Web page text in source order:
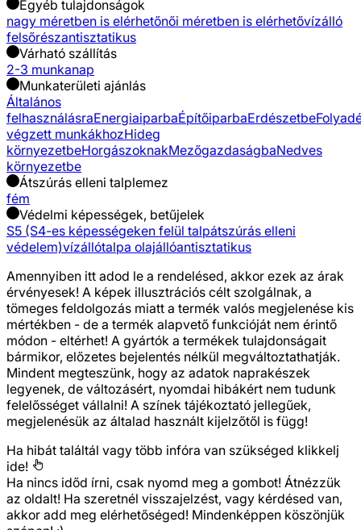
Egyéb tulajdonságok
nagy méretben is elérhetőnői méretben is elérhetővízálló
felsőrészantisztatikus
Várható szállítás
2-3 munkanap
Munkaterületi ajánlás
Általános
felhasználásraEnergiaiparbaÉpítőiparbaErdészetbe
végzett munkákhozHideg
környezetbeHorgászoknakMezőgazdaságbaNedves
környezetbe
Átszúrás elleni talplemez
fém
Védelmi képességek, betűjelek
S5 (S4-es képességeken felül talpátszúrás elleni
védelem)vízállótalpa olajállóantisztatikus
Amennyiben itt adod le a rendelésed, akkor ezek az árak
érvényesek! A képek illusztrációs célt szolgálnak, a
tömeges feldolgozás miatt a termék valós megjelenése kis
mértékben - de a termék alapvető funkcióját nem érintő
módon - eltérhet! A gyártók a termékek tulajdonságait
bármikor, előzetes bejelentés nélkül megváltoztathatják.
Mindent megteszünk, hogy az adatok naprakészek
legyenek, de változásért, nyomdai hibákért nem tudunk
felelősséget vállalni! A színek tájékoztató jellegűek,
megjelenésük az általad használt kijelzőtől is függ!
Ha hibát találtál vagy több infóra van szükséged klikkelj
ide!
Ha nincs időd írni, csak nyomd meg a gombot! Átnézzük
az oldalt! Ha szeretnél visszajelzést, vagy kérdésed van,
akkor add meg elérhetőséged! Mindenképpen köszönjük